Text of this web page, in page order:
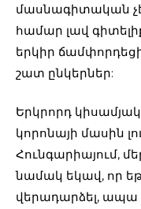
մասնագիտական
համար լավ
երկիր
շատ ընկերներ:
Երկրորդ
կորոնայի մասին
Հունգարիայում,
նամակ եկավ, որ
վերադարձել, ապա